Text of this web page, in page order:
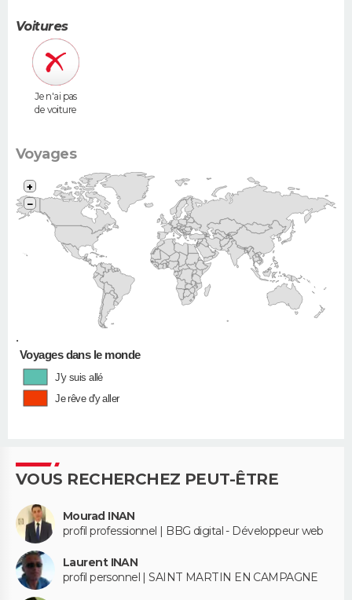
Voitures
Je n'ai pas
de voiture
Voyages
•
+
−
Voyages dans le monde
J'y suis allé
Je rêve d'y aller
VOUS RECHERCHEZ PEUT-ÊTRE
Mourad INAN
profil professionnel | BBG digital - Développeur web
Laurent INAN
profil personnel | SAINT MARTIN EN CAMPAGNE